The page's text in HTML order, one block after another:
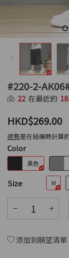
#220-2-
22 在最近的 18
HKD$269.00
運費是在結帳時計算
Color
黑色
Size M
添加到願望清單